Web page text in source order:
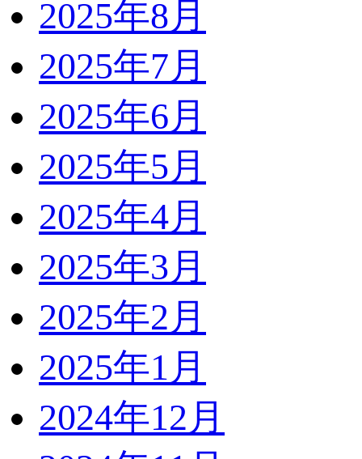
2025年8月
2025年7月
2025年6月
2025年5月
2025年4月
2025年3月
2025年2月
2025年1月
2024年12月